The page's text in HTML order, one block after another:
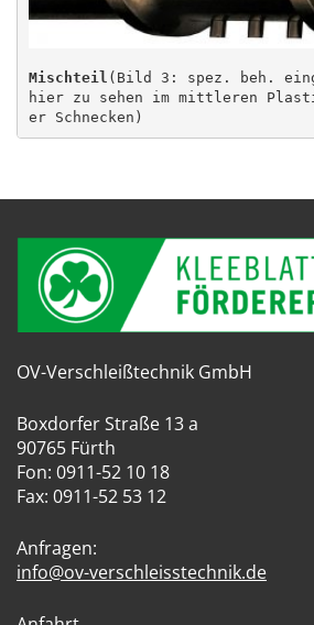
Mischteil (Bild 3: spez. beh.
hier zu sehen im mittleren
er Schnecken)
OV-Verschleißtechnik GmbH
Boxdorfer Straße 13 a
90765 Fürth
Fon: 0911-52 10 18
Fax: 0911-52 53 12
Anfragen:
info@ov-verschleisstechnik.de